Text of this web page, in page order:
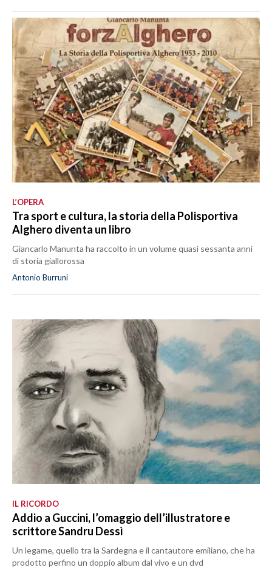
L’OPERA
Tra sport e cultura, la storia della Polisportiva
Alghero diventa un libro
Giancarlo Manunta ha raccolto in un volume quasi sessanta anni
di storia giallorossa
Antonio Burruni
IL RICORDO
Addio a Guccini, l’omaggio dell’illustratore e
scrittore Sandru Dessì
Un legame, quello tra la Sardegna e il cantautore emiliano, che ha
prodotto perfino un doppio album dal vivo e un dvd